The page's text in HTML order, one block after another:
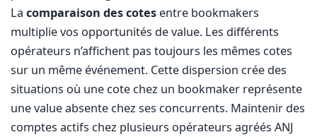
La comparaison des cotes entre bookmakers
multiplie vos opportunités de value. Les différents
opérateurs n’affichent pas toujours les mêmes cotes
sur un même événement. Cette dispersion crée des
situations où une cote chez un bookmaker représente
une value absente chez ses concurrents. Maintenir des
comptes actifs chez plusieurs opérateurs agréés ANJ